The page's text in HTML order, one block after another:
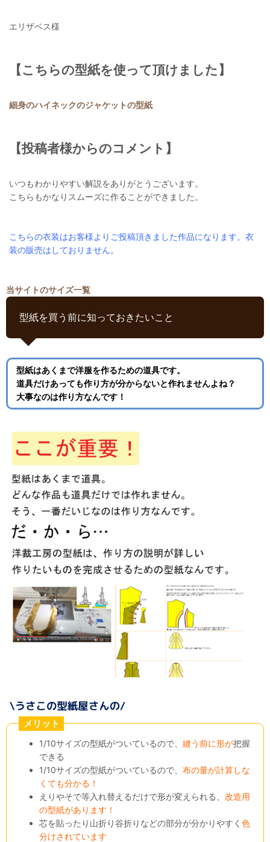
エリザベス様
【こちらの型紙を使って頂けました】
細身のハイネックのジャケットの型紙
【投稿者様からのコメント】
いつもわかりやすい解説をありがとうございます。
こちらもかなりスムーズに作ることができました。
こちらの衣装はお客様よりご投稿頂きました作品になります。衣
装の販売はしておりません。
当サイトのサイズ一覧
型紙を買う前に知っておきたいこと
型紙はあくまで洋服を作るための道具です。
道具だけあっても作り方が分からないと作れませんよね？
大事なのは作り方なんです！
メリット
1/10サイズの型紙がついているので、縫う前に形が把握
できる
1/10サイズの型紙がついているので、布の量が計算しな
くても分かる！
えりやそで等入れ替えるだけで形が変えられる、改造用
の型紙があります！
芯を貼ったり山折り谷折りなどの部分が分かりやすく色
分けされています